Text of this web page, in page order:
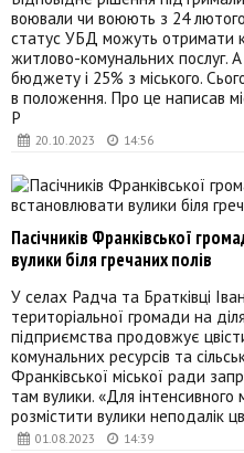
20.10.2023 14:56
воювали чи воюють з 24
статус УБД можуть отримати
житлово-комунальних послуг.
бюджету і 25% з міського.
в положення. Про це написав
Р
01.08.2023 14:39
Пасічників Франківської
вулики біля гречаних полів
У селах Радча та Братківці
територіальної громади на
підприємства продовжує
комунальних ресурсів та
Франківської міської ради
там вулики. «Для
розмістити вулики неподалік